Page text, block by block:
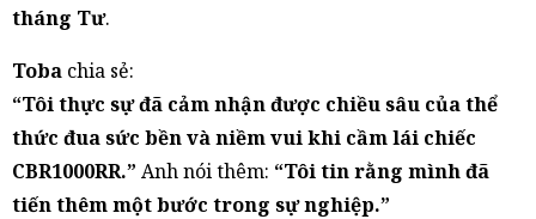
tháng Tư.
Toba chia sẻ:
“Tôi thực sự đã cảm nhận được chiều sâu của thể
thức đua sức bền và niềm vui khi cầm lái chiếc
CBR1000RR.” Anh nói thêm: “Tôi tin rằng mình đã
tiến thêm một bước trong sự nghiệp.”